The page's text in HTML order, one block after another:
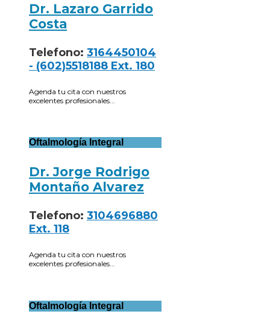
Dr. Lazaro Garrido
Costa
Telefono: 3164450104
- (602)5518188 Ext. 180
Agenda tu cita con nuestros
excelentes profesionales...
Oftalmología Integral
Dr. Jorge Rodrigo
Montaño Alvarez
Telefono: 3104696880
Ext. 118
Agenda tu cita con nuestros
excelentes profesionales...
Oftalmología Integral